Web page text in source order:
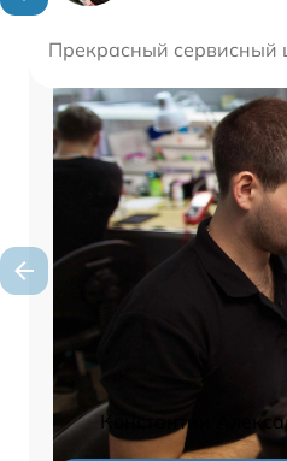
Прекрасный сервисный
Константин